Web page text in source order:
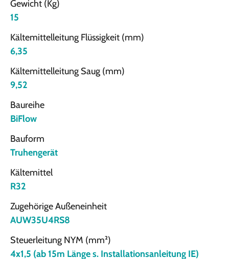
Gewicht (Kg)
15
Kältemittelleitung Flüssigkeit (mm)
6,35
Kältemittelleitung Saug (mm)
9,52
Baureihe
BiFlow
Bauform
Truhengerät
Kältemittel
R32
Zugehörige Außeneinheit
AUW35U4RS8
Steuerleitung NYM (mm²)
4x1,5 (ab 15m Länge s. Installationsanleitung IE)